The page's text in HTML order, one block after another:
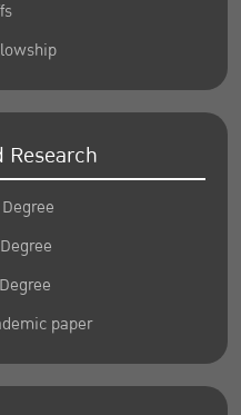
Research
paper